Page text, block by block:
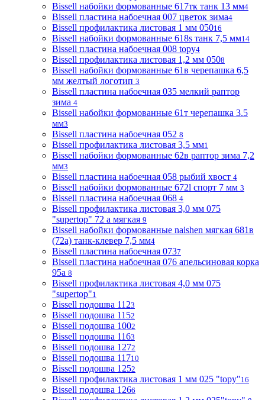
Bissell набойки формованные 617тк танк 13 мм4
Bissell пластина набоечная 007 цветок зима4
Bissell профилактика листовая 1 мм 05016
Bissell набойки формованные 618s танк 7,5 мм14
Bissell пластина набоечная 008 topy4
Bissell профилактика листовая 1,2 мм 0508
Bissell набойки формованные 61в черепашка 6,5
мм желтый логотип 3
Bissell пластина набоечная 035 мелкий раптор
зима 4
Bissell набойки формованные 61т черепашка 3.5
мм3
Bissell пластина набоечная 052 8
Bissell профилактика листовая 3,5 мм1
Bissell набойки формованные 62в раптор зима 7,2
мм3
Bissell пластина набоечная 058 рыбий хвост 4
Bissell набойки формованные 672l спорт 7 мм 3
Bissell пластина набоечная 068 4
Bissell профилактика листовая 3,0 мм 075
"supertop" 72 а мягкая 9
Bissell набойки формованные naishen мягкая 681в
(72a) танк-клевер 7,5 мм4
Bissell пластина набоечная 0737
Bissell пластина набоечная 076 апельсиновая корка
95а 8
Bissell профилактика листовая 4,0 мм 075
"supertop"1
Bissell подошва 1123
Bissell подошва 1152
Bissell подошва 1002
Bissell подошва 1163
Bissell подошва 1272
Bissell подошва 11710
Bissell подошва 1252
Bissell профилактика листовая 1 мм 025 "topy"16
Bissell подошва 1266